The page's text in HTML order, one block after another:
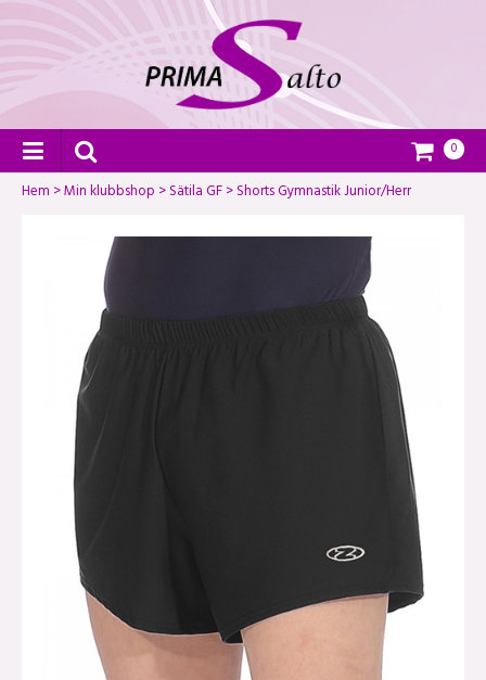
0
Hem >Min klubbshop >Sätila GF>Shorts Gymnastik Junior/Herr